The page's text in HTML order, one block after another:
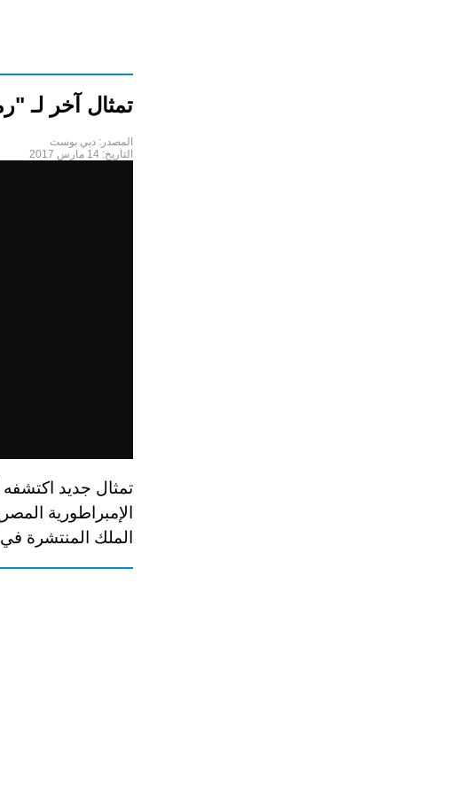
تمثال آخر لـ
المصدر: دبي بوست
التاريخ: 14 مارس 2017
تمثال جديد اكتشفه
الإمبراطورية
الملك المنتشرة